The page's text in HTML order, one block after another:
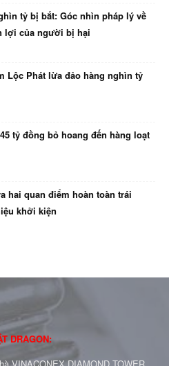
tỷ bị bắt: Góc nhìn pháp lý về
lợi của người bị hại
Lộc Phát lừa đảo hàng nghìn tỷ
tỷ đồng bỏ hoang đến hàng loạt
hai quan điểm hoàn toàn trái
khởi kiện
DRAGON: